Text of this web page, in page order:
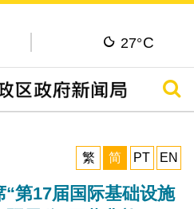
27°C
搜寻
繁
简 PT EN
第17届国际基础设施